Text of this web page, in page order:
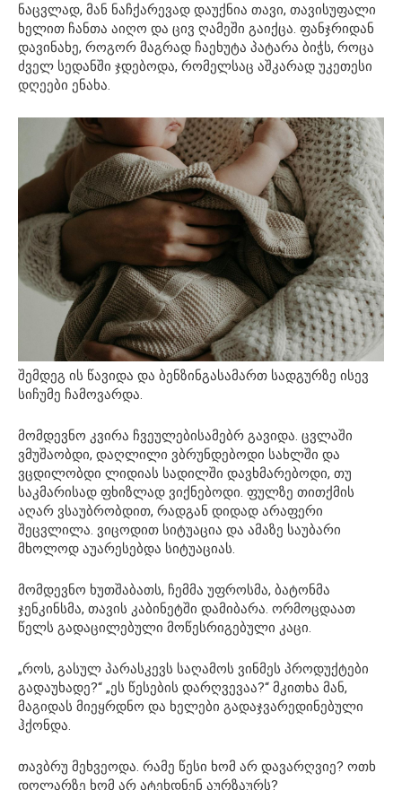
ნაცვლად, მან ნაჩქარევად დაუქნია თავი, თავისუფალი
ხელით ჩანთა აიღო და ცივ ღამეში გაიქცა. ფანჯრიდან
დავინახე, როგორ მაგრად ჩაეხუტა პატარა ბიჭს, როცა
ძველ სედანში ჯდებოდა, რომელსაც აშკარად უკეთესი
დღეები ენახა.
შემდეგ ის წავიდა და ბენზინგასამართ სადგურზე ისევ
სიჩუმე ჩამოვარდა.
მომდევნო კვირა ჩვეულებისამებრ გავიდა. ცვლაში
ვმუშაობდი, დაღლილი ვბრუნდებოდი სახლში და
ვცდილობდი ლიდიას სადილში დავხმარებოდი, თუ
საკმარისად ფხიზლად ვიქნებოდი. ფულზე თითქმის
აღარ ვსაუბრობდით, რადგან დიდად არაფერი
შეცვლილა. ვიცოდით სიტუაცია და ამაზე საუბარი
მხოლოდ აუარესებდა სიტუაციას.
მომდევნო ხუთშაბათს, ჩემმა უფროსმა, ბატონმა
ჯენკინსმა, თავის კაბინეტში დამიბარა. ორმოცდაათ
წელს გადაცილებული მოწესრიგებული კაცი.
„როს, გასულ პარასკევს საღამოს ვინმეს პროდუქტები
გადაუხადე?“ „ეს წესების დარღვევაა?“ მკითხა მან,
მაგიდას მიეყრდნო და ხელები გადაჯვარედინებული
ჰქონდა.
თავბრუ მეხვეოდა. რამე წესი ხომ არ დავარღვიე? ოთხ
დოლარზე ხომ არ ატეხდნენ აურზაურს?